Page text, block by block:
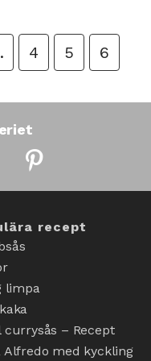
4 5 6
recept
limpa
currysås – Recept
Alfredo med kyckling